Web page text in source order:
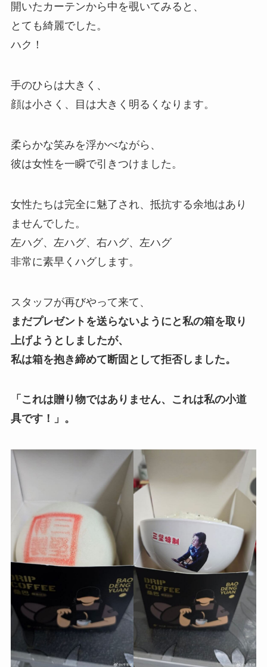
開いたカーテンから中を覗いてみると、
とても綺麗でした。
ハク！
手のひらは大きく、
顔は小さく、目は大きく明るくなります。
柔らかな笑みを浮かべながら、
彼は女性を一瞬で引きつけました。
女性たちは完全に魅了され、抵抗する余地はあり
ませんでした。
左ハグ、左ハグ、右ハグ、左ハグ
非常に素早くハグします。
スタッフが再びやって来て、
まだプレゼントを送らないようにと私の箱を取り
上げようとしましたが、
私は箱を抱き締めて断固として拒否しました。
「これは贈り物ではありません、これは私の小道
具です！」。